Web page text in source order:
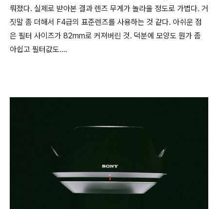
뤄졌다. 실제로 받아본 결과 렌즈 무게가 놀라울 정도로 가볍다. 거
짓말 좀 더해서 F4급의 표준렌즈를 사용하는 것 같다. 아쉬운 점
은 필터 사이즈가 82mm로 커져버린 것. 덕분에 모양도 뭔가 좀
아쉽고 필터값도....